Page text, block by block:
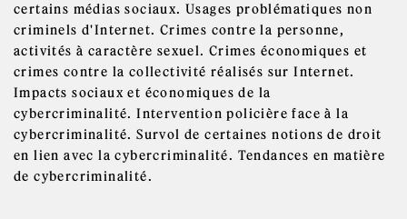
certains médias sociaux. Usages problématiques non
criminels d'Internet. Crimes contre la personne,
activités à caractère sexuel. Crimes économiques et
crimes contre la collectivité réalisés sur Internet.
Impacts sociaux et économiques de la
cybercriminalité. Intervention policière face à la
cybercriminalité. Survol de certaines notions de droit
en lien avec la cybercriminalité. Tendances en matière
de cybercriminalité.